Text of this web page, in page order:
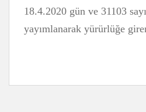
18.4.2020 gün ve 31103
yayımlanarak yürürlüğe